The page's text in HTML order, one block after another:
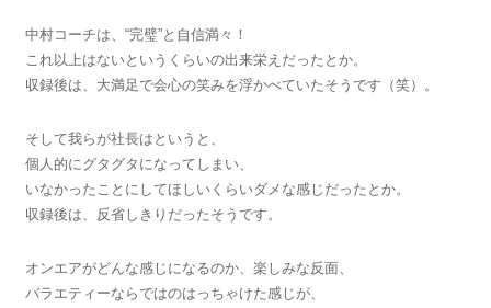
中村コーチは、“完璧”と自信満々！
これ以上はないというくらいの出来栄えだったとか。
収録後は、大満足で会心の笑みを浮かべていたそうです（笑）。
そして我らが社長はというと、
個人的にグタグタになってしまい、
いなかったことにしてほしいくらいダメな感じだったとか。
収録後は、反省しきりだったそうです。
オンエアがどんな感じになるのか、楽しみな反面、
バラエティーならではのはっちゃけた感じが、